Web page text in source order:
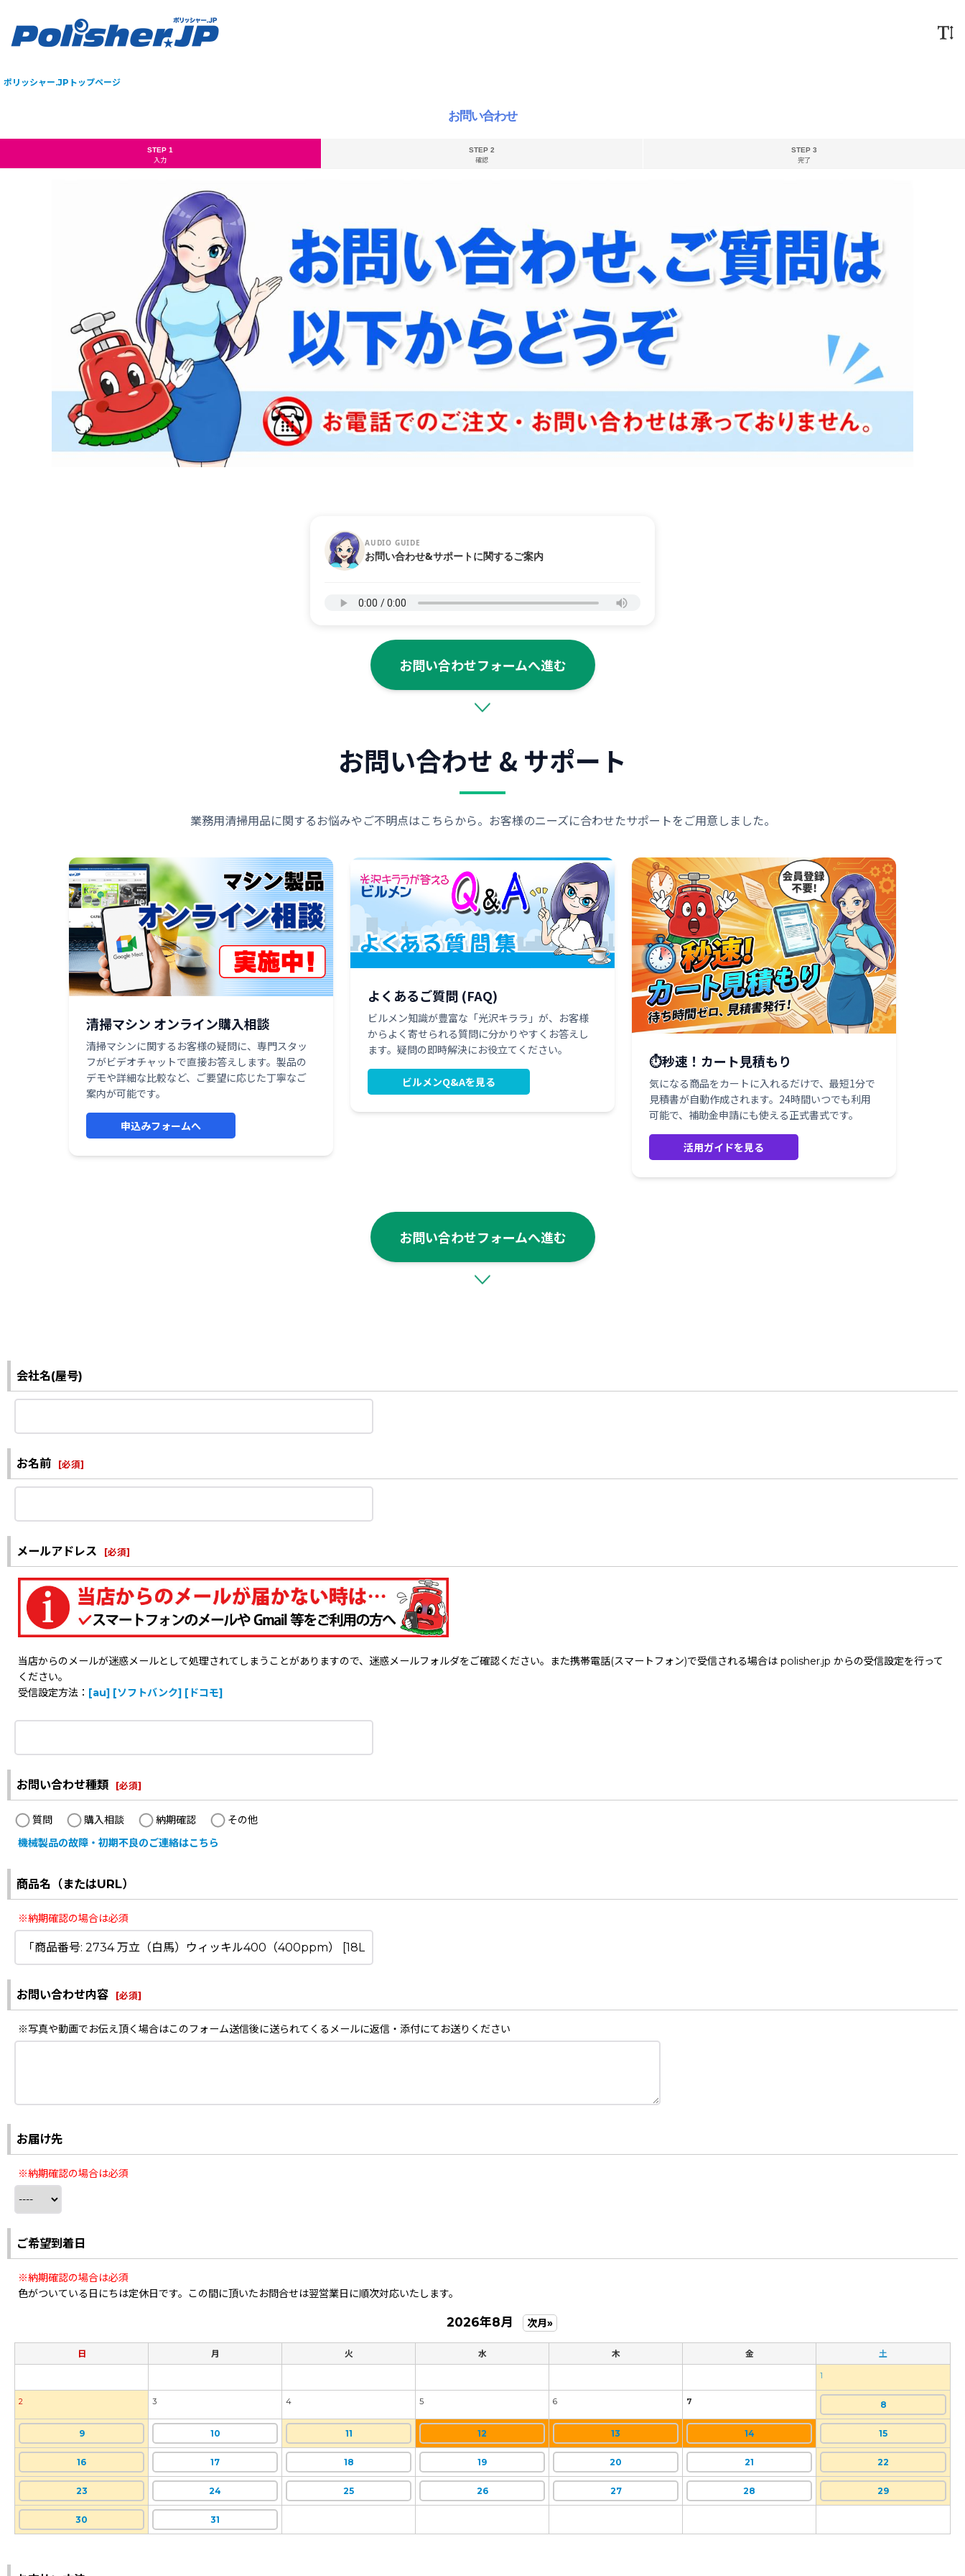
ポリッシャー.JPトップページ
お問い合わせ
STEP 1
入力
STEP 2
確認
STEP 3
完了
AUDIO GUIDE
お問い合わせ&サポートに関するご案内
お問い合わせフォームへ進む
お問い合わせ & サポート
業務用清掃用品に関するお悩みやご不明点はこちらから。お客様のニーズに合わせたサポートをご用意しました。
清掃マシン オンライン購入相談
清掃マシンに関するお客様の疑問に、専門スタッ
フがビデオチャットで直接お答えします。製品の
デモや詳細な比較など、ご要望に応じた丁寧なご
案内が可能です。
申込みフォームへ
よくあるご質問 (FAQ)
ビルメン知識が豊富な「光沢キララ」が、お客様
からよく寄せられる質問に分かりやすくお答えし
ます。疑問の即時解決にお役立てください。
ビルメンQ&Aを見る
⏱️秒速！カート見積もり
気になる商品をカートに入れるだけで、最短1分で
見積書が自動作成されます。24時間いつでも利用
可能で、補助金申請にも使える正式書式です。
活用ガイドを見る
お問い合わせフォームへ進む
会社名(屋号)
お名前 [必須]
メールアドレス [必須]
当店からのメールが迷惑メールとして処理されてしまうことがありますので、迷惑メールフォルダをご確認ください。また携帯電話(スマートフォン)で受信される場合は polisher.jp からの受信設定を行って
ください。
受信設定方法： [au] [ソフトバンク] [ドコモ]
お問い合わせ種類 [必須]
質問 購入相談 納期確認
その他
機械製品の故障・初期不良のご連絡はこちら
商品名（またはURL）
※納期確認の場合は必須
お問い合わせ内容 [必須]
※写真や動画でお伝え頂く場合はこのフォーム送信後に送られてくるメールに返信・添付にてお送りください
お届け先
※納期確認の場合は必須
ご希望到着日
※納期確認の場合は必須
色がついている日にちは定休日です。この間に頂いたお問合せは翌営業日に順次対応いたします。
2026年8月 次月»
日 月 火 水 木 金 土
1
2 3 4 5 6 7 8
9 10 11 12 13 14 15
16 17 18 19 20 21 22
23 24 25 26 27 28 29
30 31